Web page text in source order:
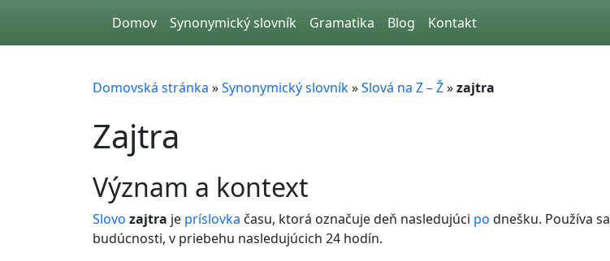
Domov Synonymický slovník Gramatika Blog Kontakt
Domovská stránka »Synonymický slovník»Slová na Z – Ž»zajtra
Zajtra
význam a kontext
Slovo zajtra je príslovka času, ktorá označuje deň nasledujúci po dnešku. Používa sa
budúcnosti, v priebehu nasledujúcich 24 hodín.